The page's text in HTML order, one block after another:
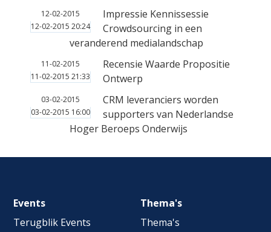
12-02-2015
12-02-2015 20:24
Impressie Kennissessie
Crowdsourcing in een
veranderend medialandschap
11-02-2015
11-02-2015 21:33
Recensie Waarde Propositie
Ontwerp
03-02-2015
03-02-2015 16:00
CRM leveranciers worden
supporters van Nederlandse
Hoger Beroeps Onderwijs
Footer
navigation
Events
Terugblik Events
Thema's
Thema's